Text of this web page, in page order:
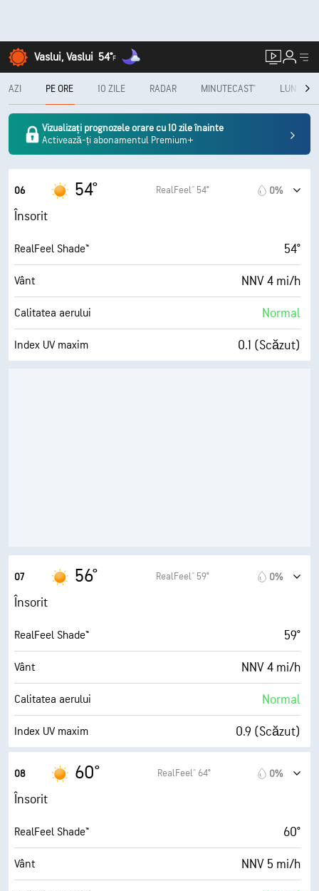
Vaslui, Vaslui 54°F
AZI PE ORE 10 ZILE RADAR MINUTECAST® LUNAR
Vizualizați prognozele orare cu 10 zile înainte
Activează-ți abonamentul Premium+
06 54° RealFeel® 54° 0%
Însorit
RealFeel Shade™ 54°
Vânt NNV 4 mi/h
Calitatea aerului Normal
Index UV maxim 0.1 (Scăzut)
Plafon de nori 33600 ft
07 56° RealFeel® 59° 0%
Însorit
RealFeel Shade™ 59°
Vânt NNV 4 mi/h
Calitatea aerului Normal
Index UV maxim 0.9 (Scăzut)
Umiditate
Punct de rouă 48° F
AccuLumen Brightness Index™ 7 (Însorit)
08 60° RealFeel® 64° 0%
Însorit
RealFeel Shade™ 60°
Vânt NNV 5 mi/h